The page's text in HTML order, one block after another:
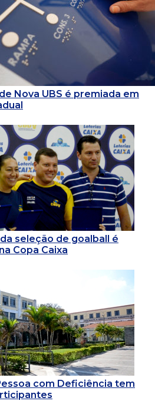
Nova UBS é premiada em
seleção de goalball é
Copa Caixa
com Deficiência tem